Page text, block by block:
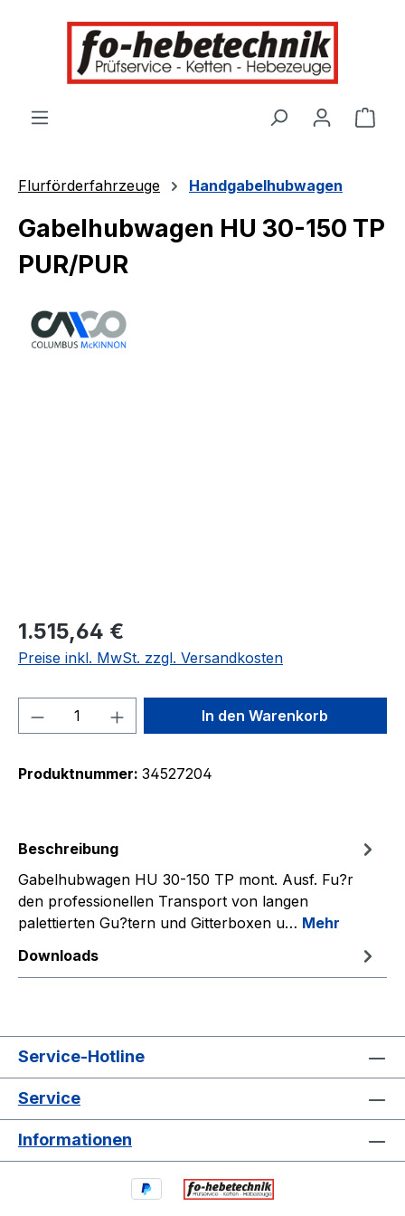
springen
Flurförderfahrzeuge Handgabelhubwagen
Gabelhubwagen HU 30-150 TP
PUR/PUR
1.515,64 €
Preise inkl. MwSt. zzgl. Versandkosten
Produkt Anzahl: Gib denIn den Warenkorb
Produktnummer: 34527204
Beschreibung
Gabelhubwagen HU 30-150 TP mont. Ausf. Fu?r
den professionellen Transport von langen
palettierten Gu?tern und Gitterboxen u… Mehr
Downloads
Service-Hotline
Service
Informationen